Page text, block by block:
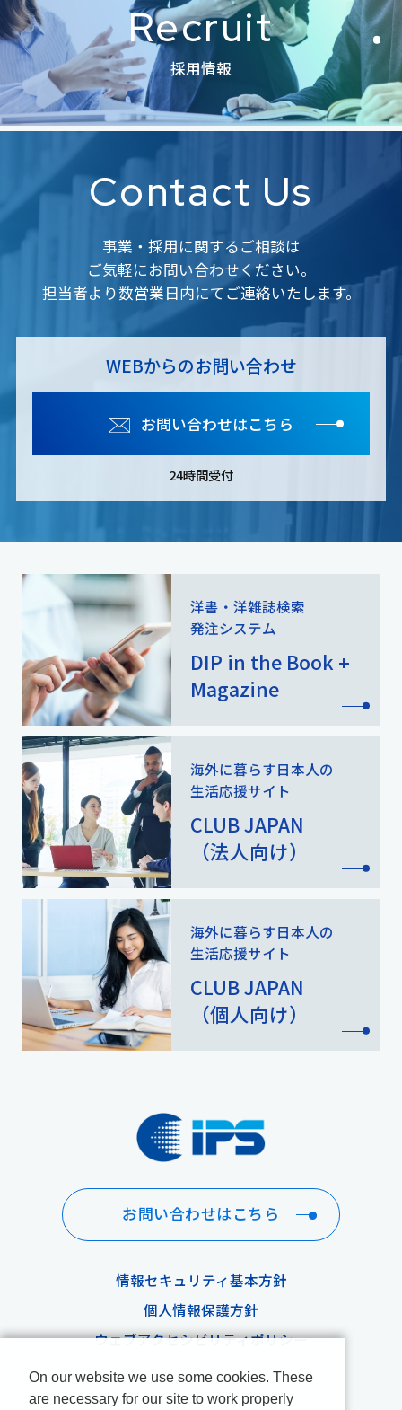
Recruit
採用情報
Contact Us
事業・採用に関するご相談は
ご気軽にお問い合わせください。
担当者より数営業日内にてご連絡いたします。
WEBからのお問い合わせ
お問い合わせはこちら
24時間受付
洋書・洋雑誌検索
発注システム
DIP in the Book +
Magazine
海外に暮らす日本人の
生活応援サイト
CLUB JAPAN
（法人向け）
海外に暮らす日本人の
生活応援サイト
CLUB JAPAN
（個人向け）
お問い合わせはこちら
情報セキュリティ基本方針
個人情報保護方針
ウェブアクセシビリティポリシー
On our website we use some cookies. These
are necessary for our site to work properly